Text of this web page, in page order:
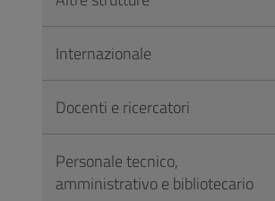
FooterInternazionale
Docenti e ricercatori
Personale tecnico,
amministrativo e bibliotecario